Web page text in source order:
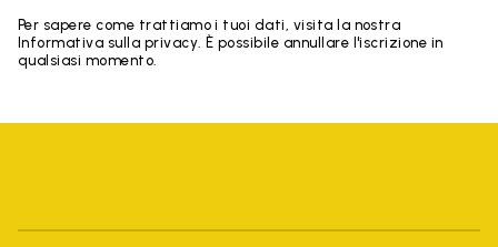
Per sapere come trattiamo i tuoi dati, visita la nostra
Informativa sulla privacy. È possibile annullare l'iscrizione in
qualsiasi momento.